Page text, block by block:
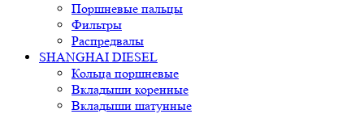
Поршневые пальцы
Фильтры
Распредвалы
SHANGHAI DIESEL
Кольца поршневые
Вкладыши коренные
Вкладыши шатунные